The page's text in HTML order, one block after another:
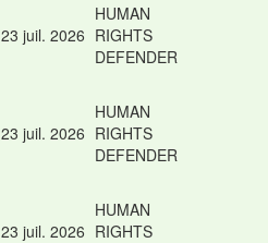
23 juil. 2026
HUMAN
RIGHTS
DEFENDER
23 juil. 2026
HUMAN
RIGHTS
DEFENDER
23 juil. 2026
HUMAN
RIGHTS